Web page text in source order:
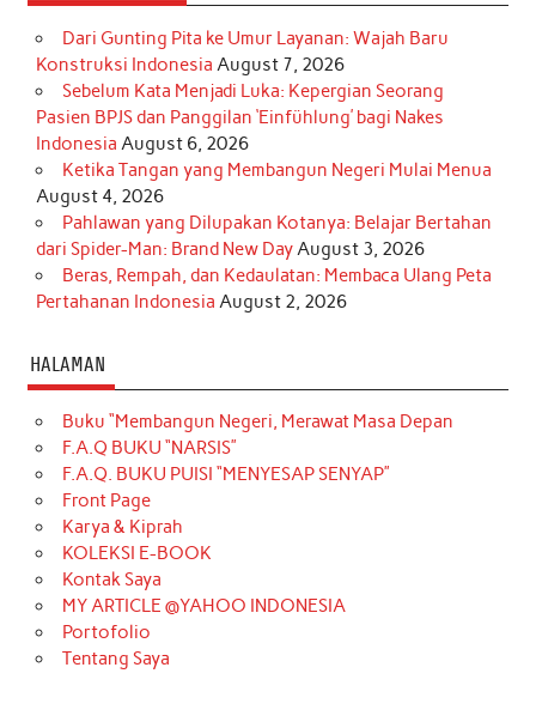
Dari Gunting Pita ke Umur Layanan: Wajah Baru
Konstruksi Indonesia August 7, 2026
Sebelum Kata Menjadi Luka: Kepergian Seorang
Pasien BPJS dan Panggilan ‘Einfühlung’ bagi Nakes
Indonesia August 6, 2026
Ketika Tangan yang Membangun Negeri Mulai Menua
August 4, 2026
Pahlawan yang Dilupakan Kotanya: Belajar Bertahan
dari Spider-Man: Brand New DayAugust 3, 2026
Beras, Rempah, dan Kedaulatan: Membaca Ulang Peta
Pertahanan Indonesia August 2, 2026
HALAMAN
Buku “Membangun Negeri, Merawat Masa Depan
F.A.Q BUKU “NARSIS”
F.A.Q. BUKU PUISI “MENYESAP SENYAP”
Front Page
Karya & Kiprah
KOLEKSI E-BOOK
Kontak Saya
MY ARTICLE @YAHOO INDONESIA
Portofolio
Tentang Saya